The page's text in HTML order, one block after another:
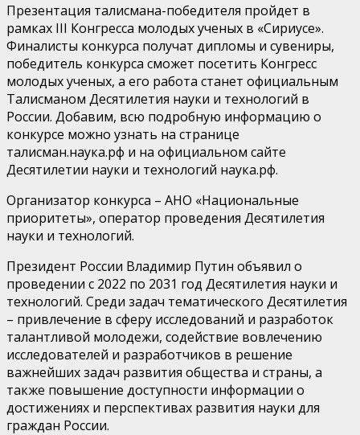
Презентация талисмана-победителя пройдет в
рамках III Конгресса молодых ученых в «Сириусе».
Финалисты конкурса получат дипломы и сувениры,
победитель конкурса сможет посетить Конгресс
молодых ученых, а его работа станет официальным
Талисманом Десятилетия науки и технологий в
России. Добавим, всю подробную информацию о
конкурсе можно узнать на странице
талисман.наука.рф и на официальном сайте
Десятилетии науки и технологий наука.рф.
Организатор конкурса – АНО «Национальные
приоритеты», оператор проведения Десятилетия
науки и технологий.
Президент России Владимир Путин объявил о
проведении с 2022 по 2031 год Десятилетия науки и
технологий. Среди задач тематического Десятилетия
– привлечение в сферу исследований и разработок
талантливой молодежи, содействие вовлечению
исследователей и разработчиков в решение
важнейших задач развития общества и страны, а
также повышение доступности информации о
достижениях и перспективах развития науки для
граждан России.